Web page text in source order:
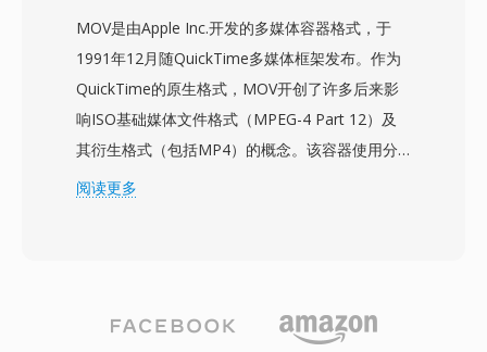
RealNetworks还同时开发了RTSP和PNA流媒体
协议以实现高效的网络传输。RM的压缩能力在当
时被认为令人印象深刻，能在仅20-30 kbps的比
特率下提供可观看的视频。虽然RealMedia已被现
代流媒体技术基本取代，但RM文件仍存在于早期
互联网时代的存档中，包括在其鼎盛时期采用
MOV是由Apple Inc.开发的多媒体容器格式，于
1991年12月随QuickTime多媒体框架发布。作为
QuickTime的原生格式，MOV开创了许多后来影
响ISO基础媒体文件格式（MPEG-4 Part 12）及
其衍生格式（包括MP4）的概念。该容器使用分
层的atom（或box）结构，每个atom存放特定类
码器灵活性加上多轨道支持、引用影片和编辑列表
阅读更多